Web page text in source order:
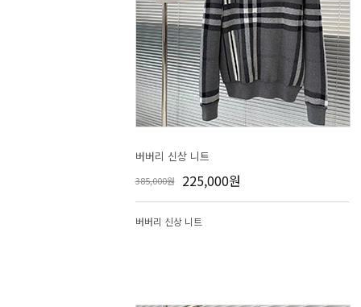
버버리 신상 니트
385,000원 225,000원
버버리 신상 니트